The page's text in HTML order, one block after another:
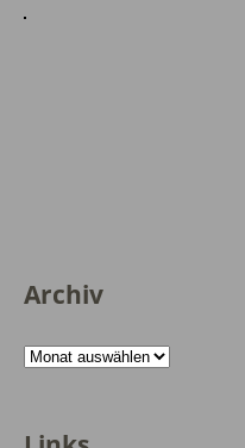
Archiv
Archiv